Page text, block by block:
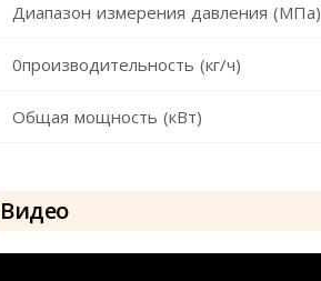
Диапазон измерения давления (МПа)
0производительность (кг/ч)
Общая мощность (кВт)
Видео